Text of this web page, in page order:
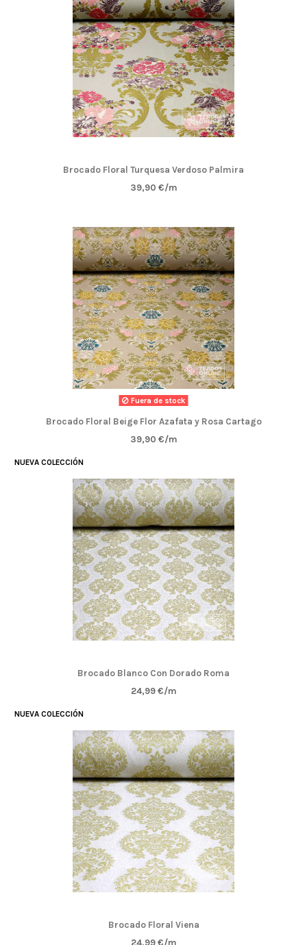
Brocado Floral Turquesa Verdoso Palmira
39,90 €/m
Fuera de stock
Brocado Floral Beige Flor Azafata y Rosa Cartago
39,90 €/m
NUEVA COLECCIÓN
Brocado Blanco Con Dorado Roma
24,99 €/m
NUEVA COLECCIÓN
Brocado Floral Viena
24,99 €/m